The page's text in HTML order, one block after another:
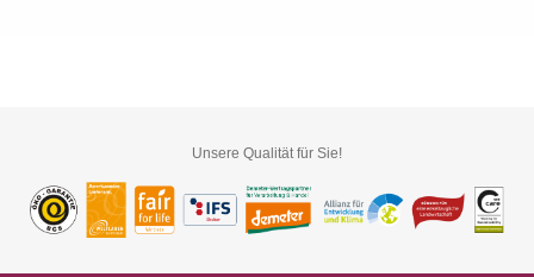
Unsere Qualität für Sie!